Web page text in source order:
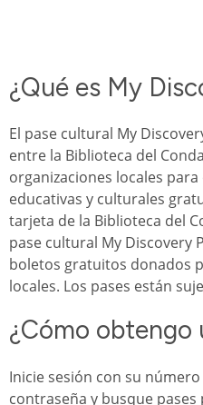
¿Qué es My
El pase cultural My
entre la Biblioteca del
organizaciones locales
educativas y culturales
tarjeta de la Biblioteca del
pase cultural My Discovery
boletos gratuitos donados
locales. Los pases están
¿Cómo obtengo
Inicie sesión con su
contraseña y busque pases